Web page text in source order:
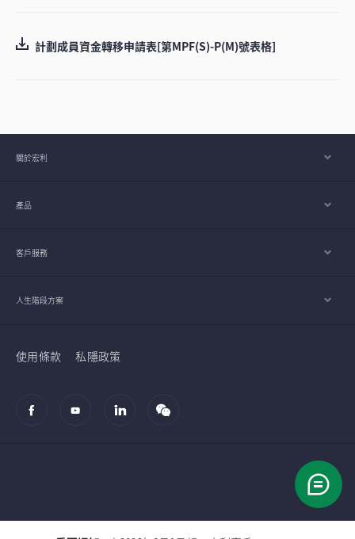
計劃成員資金轉移申請表[第MPF(S)-P(M)號表格]
關於宏利
產品
客戶服務
人生階段方案
使用條款 私隱政策